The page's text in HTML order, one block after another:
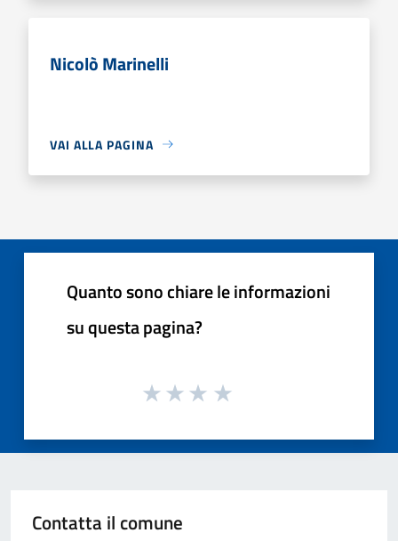
Nicolò Marinelli
VAI ALLA PAGINA
Quanto sono chiare le informazioni
su questa pagina?
Contatta il comune